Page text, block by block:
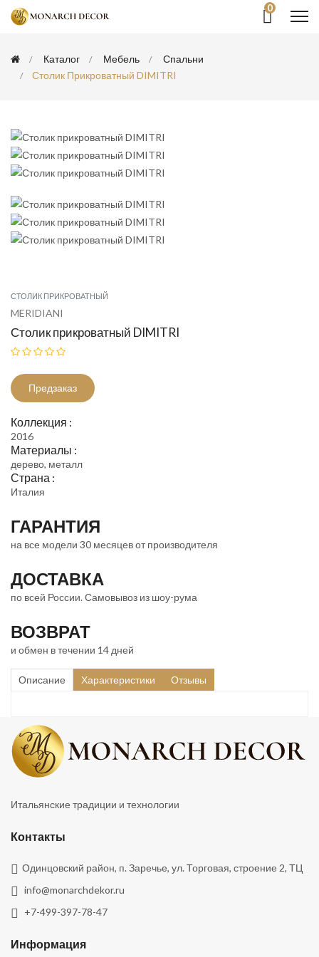
0
Каталог Мебель
Спальни
Столик Прикроватный DIMITRI
СТОЛИК ПРИКРОВАТНЫЙ
MERIDIANI
Столик прикроватный DIMITRI
Предзаказ
Коллекция :
2016
Материалы :
дерево, металл
Страна :
Италия
ГАРАНТИЯ
на все модели 30 месяцев от производителя
ДОСТАВКА
по всей России. Самовывоз из шоу-рума
ВОЗВРАТ
и обмен в течении 14 дней
Описание Характеристики Отзывы
Итальянские традиции и технологии
Контакты
Одинцовский район, п. Заречье, ул. Торговая, строение 2, ТЦ
info@monarchdekor.ru
+7-499-397-78-47
Информация